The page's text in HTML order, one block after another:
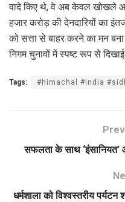
वादे किए थे, वे अब केवल खोखले
हजार करोड़ की देनदारियों का
को सत्ता से बाहर करने का मन
निगम चुनावों में स्पष्ट रूप से दिखाई
Tags: #himachal #india
सफलता के साथ ‘इंसानियत’
धर्मशाला को विश्वस्तरीय